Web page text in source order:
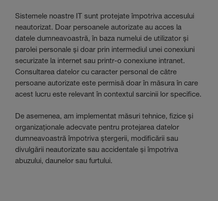
Sistemele noastre IT sunt protejate împotriva accesului
neautorizat. Doar persoanele autorizate au acces la
datele dumneavoastră, în baza numelui de utilizator și
parolei personale și doar prin intermediul unei conexiuni
securizate la internet sau printr-o conexiune intranet.
Consultarea datelor cu caracter personal de către
persoane autorizate este permisă doar în măsura în care
acest lucru este relevant în contextul sarcinii lor specifice.
De asemenea, am implementat măsuri tehnice, fizice și
organizaționale adecvate pentru protejarea datelor
dumneavoastră împotriva ștergerii, modificării sau
divulgării neautorizate sau accidentale și împotriva
abuzului, daunelor sau furtului.